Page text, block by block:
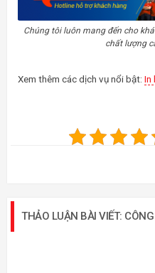
Chúng tôi luôn mang đến cho
chất lượng
Xem thêm các dịch vụ nổi bật: In
THẢO LUẬN BÀI VIẾT: